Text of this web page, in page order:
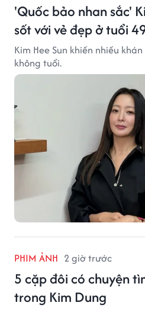
'Quốc bảo nhan sắc'
sốt với vẻ đẹp ở tuổi
Kim Hee Sun khiến nhiều
không tuổi.
PHIM ẢNH 2 giờ trước
5 cặp đôi có chuyện
trong Kim Dung